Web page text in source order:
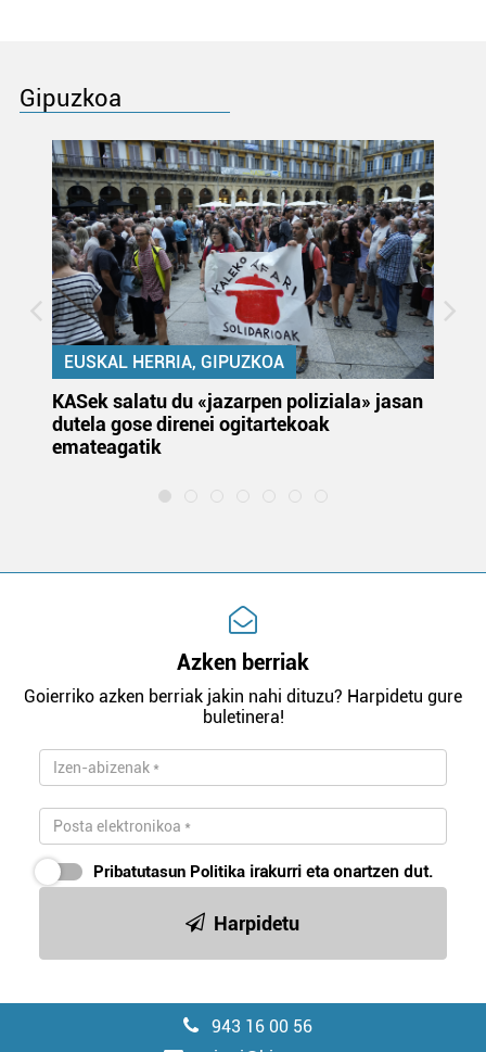
Gipuzkoa
EUSKAL HERRIA, GIPUZKOA
KASek salatu du «jazarpen poliziala» jasan
dutela gose direnei ogitartekoak
emateagatik
Azken berriak
Goierriko azken berriak jakin nahi dituzu? Harpidetu gure
buletinera!
Pribatutasun Politika irakurri eta onartzen dut.
Harpidetu
943 16 00 56